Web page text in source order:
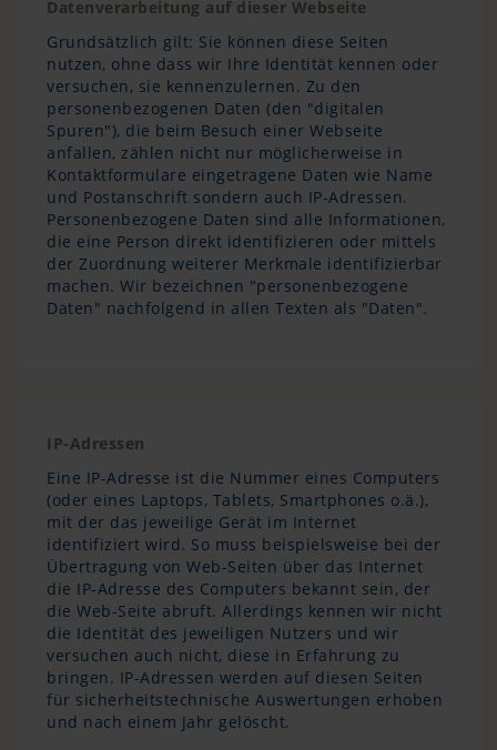
Datenverarbeitung auf dieser Webseite
Grundsätzlich gilt: Sie können diese Seiten
nutzen, ohne dass wir Ihre Identität kennen oder
versuchen, sie kennenzulernen. Zu den
personenbezogenen Daten (den "digitalen
Spuren"), die beim Besuch einer Webseite
anfallen, zählen nicht nur möglicherweise in
Kontaktformulare eingetragene Daten wie Name
und Postanschrift sondern auch IP-Adressen.
Personenbezogene Daten sind alle Informationen,
die eine Person direkt identifizieren oder mittels
der Zuordnung weiterer Merkmale identifizierbar
machen. Wir bezeichnen "personenbezogene
Daten" nachfolgend in allen Texten als "Daten".
IP-Adressen
Eine IP-Adresse ist die Nummer eines Computers
(oder eines Laptops, Tablets, Smartphones o.ä.),
mit der das jeweilige Gerät im Internet
identifiziert wird. So muss beispielsweise bei der
Übertragung von Web-Seiten über das Internet
die IP-Adresse des Computers bekannt sein, der
die Web-Seite abruft. Allerdings kennen wir nicht
die Identität des jeweiligen Nutzers und wir
versuchen auch nicht, diese in Erfahrung zu
bringen. IP-Adressen werden auf diesen Seiten
für sicherheitstechnische Auswertungen erhoben
und nach einem Jahr gelöscht.